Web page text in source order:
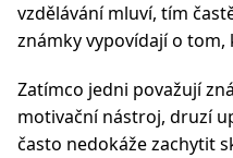
vzdělávání mluví, tím
známky vypovídají o tom,
Zatímco jedni považují
motivační nástroj, druzí
často nedokáže zachytit